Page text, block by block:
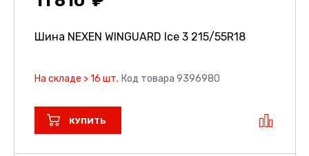
Шина NEXEN WINGUARD Ice 3 215/55R18
На складе > 16 шт. Код товара 9396980
КУПИТЬ